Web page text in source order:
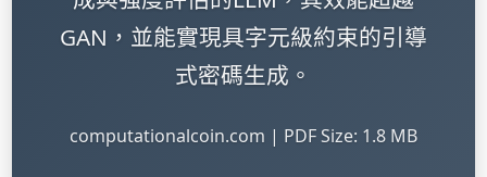
GAN，並能實現具字元級約束的引導
式密碼生成。
computationalcoin.com | PDF Size: 1.8 MB